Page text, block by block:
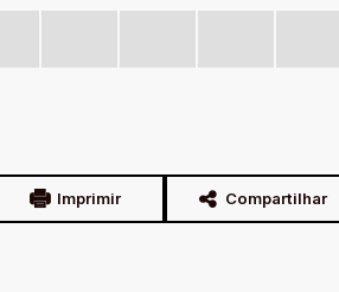
Imprimir Compartilhar